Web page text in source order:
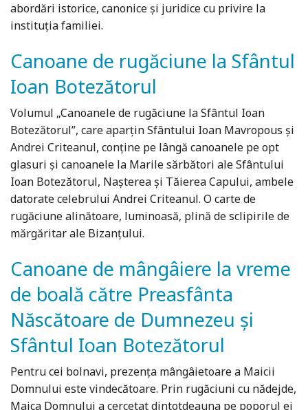
abordări istorice, canonice și juridice cu privire la
instituția familiei.
Canoane de rugăciune la Sfântul
Ioan Botezătorul
Volumul „Canoanele de rugăciune la Sfântul Ioan
Botezătorul”, care aparțin Sfântului Ioan Mavropous și
Andrei Criteanul, conține pe lângă canoanele pe opt
glasuri și canoanele la Marile sărbători ale Sfântului
Ioan Botezătorul, Nașterea și Tăierea Capului, ambele
datorate celebrului Andrei Criteanul. O carte de
rugăciune alinătoare, luminoasă, plină de sclipirile de
mărgăritar ale Bizanțului.
Canoane de mângâiere la vreme
de boală către Preasfânta
Născătoare de Dumnezeu și
Sfântul Ioan Botezătorul
Pentru cei bolnavi, prezența mângâietoare a Maicii
Domnului este vindecătoare. Prin rugăciuni cu nădejde,
Maica Domnului a cercetat dintotdeauna pe poporul ei